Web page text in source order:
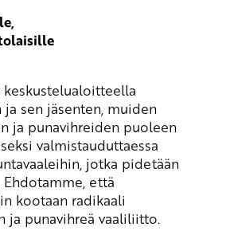
sen jäsenten, muiden
ja punavihreiden puoleen
valmistauduttaessa
jotka pidetään
Ehdotamme, että
kootaan radikaali
ja punavihreä vaaliliitto.